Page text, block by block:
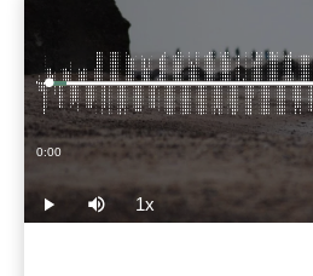
Play Mute 1xPlayback
Rate
Current
0:00
Loaded:
4.08%